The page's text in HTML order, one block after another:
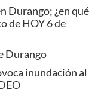
Durango; ¿en qué
de HOY 6 de
Durango
inundación al